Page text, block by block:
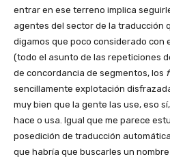
entrar en ese terreno implica
agentes del sector de la traducción
digamos que poco considerado con
(todo el asunto de las repeticiones
de concordancia de segmentos, los
sencillamente explotación
muy bien que la gente las use, eso
hace o usa. Igual que me parece
posedición de traducción
que habría que buscarles un